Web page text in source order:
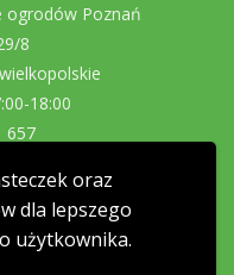
oraz
dla lepszego
użytkownika.
ogrodów Poznań
8
18:00
657